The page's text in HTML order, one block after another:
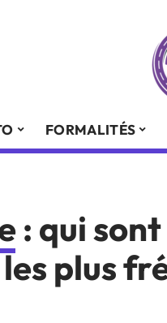
FORMALITÉS
: qui sont
plus